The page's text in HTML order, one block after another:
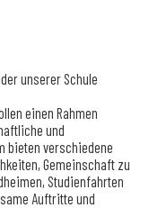
unserer Schule
einen Rahmen
und
bieten verschiedene
Gemeinschaft zu
Studienfahrten
Auftritte und